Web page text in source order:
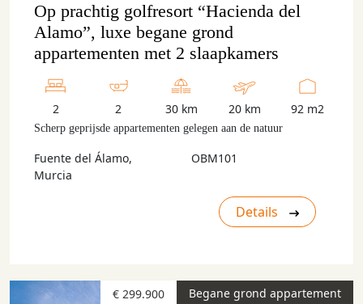
Op prachtig golfresort “Hacienda del
Alamo”, luxe begane grond
appartementen met 2 slaapkamers
2 2 30 km 20 km 92 m2
Scherp geprijsde appartementen gelegen aan de natuur
Fuente del Álamo,
Murcia
OBM101
Details
Begane grond appartement
€ 299.900